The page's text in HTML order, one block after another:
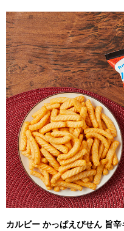
カルビー かっぱえびせん 旨